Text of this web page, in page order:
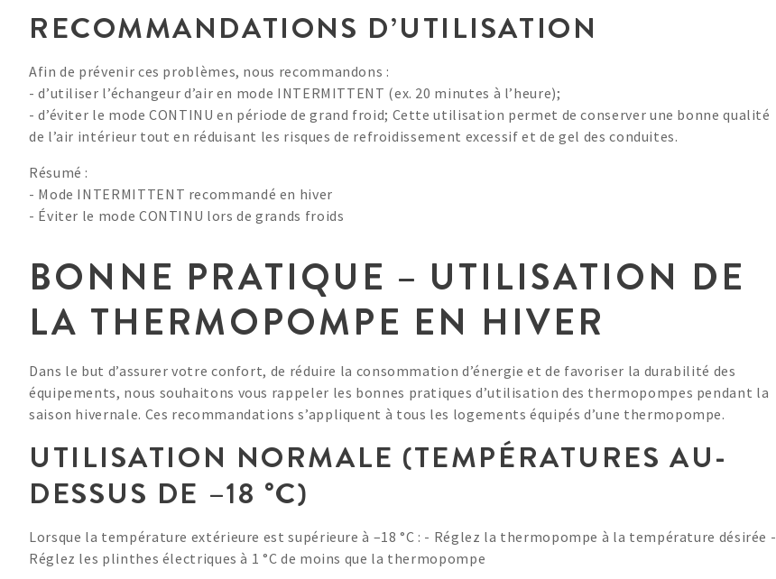
RECOMMANDATIONS D’UTILISATION
Afin de prévenir ces problèmes, nous recommandons :
- d’utiliser l’échangeur d’air en mode INTERMITTENT (ex. 20 minutes à l’heure);
- d’éviter le mode CONTINU en période de grand froid; Cette utilisation permet de conserver une bonne qualité
de l’air intérieur tout en réduisant les risques de refroidissement excessif et de gel des conduites.
Résumé :
- Mode INTERMITTENT recommandé en hiver
- Éviter le mode CONTINU lors de grands froids
BONNE PRATIQUE – UTILISATION DE
LA THERMOPOMPE EN HIVER
Dans le but d’assurer votre confort, de réduire la consommation d’énergie et de favoriser la durabilité des
équipements, nous souhaitons vous rappeler les bonnes pratiques d’utilisation des thermopompes pendant la
saison hivernale. Ces recommandations s’appliquent à tous les logements équipés d’une thermopompe.
UTILISATION NORMALE (TEMPÉRATURES AU-
DESSUS DE –18 °C)
Lorsque la température extérieure est supérieure à –18 °C : - Réglez la thermopompe à la température désirée -
Réglez les plinthes électriques à 1 °C de moins que la thermopompe